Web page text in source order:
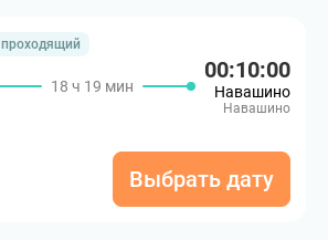
проходящий
18 ч 19 мин
00:10:00
Навашино
Навашино
Выбрать дату